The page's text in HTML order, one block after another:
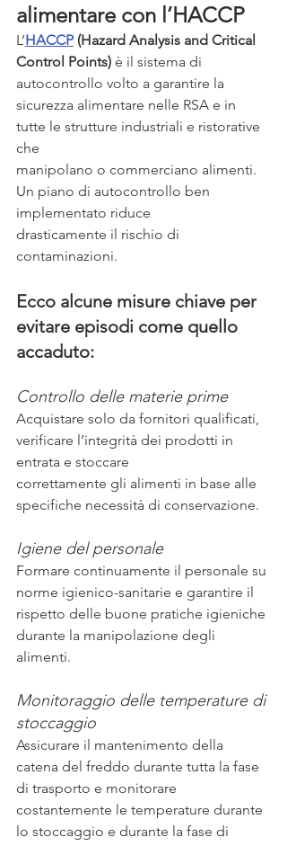
alimentare con l’HACCP
L’HACCP (Hazard Analysis and Critical
Control Points) è il sistema di
autocontrollo volto a garantire la
sicurezza alimentare nelle RSA e in
tutte le strutture industriali e ristorative
che
manipolano o commerciano alimenti.
Un piano di autocontrollo ben
implementato riduce
drasticamente il rischio di
contaminazioni.
Ecco alcune misure chiave per
evitare episodi come quello
accaduto:
Controllo delle materie prime
Acquistare solo da fornitori qualificati,
verificare l’integrità dei prodotti in
entrata e stoccare
correttamente gli alimenti in base alle
specifiche necessità di conservazione.
Igiene del personale
Formare continuamente il personale su
norme igienico-sanitarie e garantire il
rispetto delle buone pratiche igieniche
durante la manipolazione degli
alimenti.
Monitoraggio delle temperature di
stoccaggio
Assicurare il mantenimento della
catena del freddo durante tutta la fase
di trasporto e monitorare
costantemente le temperature durante
lo stoccaggio e durante la fase di